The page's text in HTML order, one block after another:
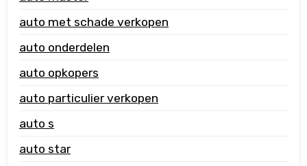
auto met schade verkopen
auto onderdelen
auto opkopers
auto particulier verkopen
auto s
auto star